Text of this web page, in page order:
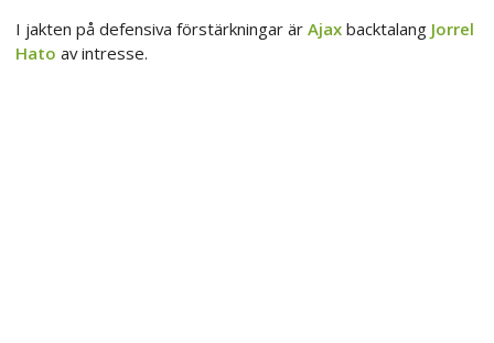
I jakten på defensiva förstärkningar är Ajax backtalang Jorrel
Hato av intresse.